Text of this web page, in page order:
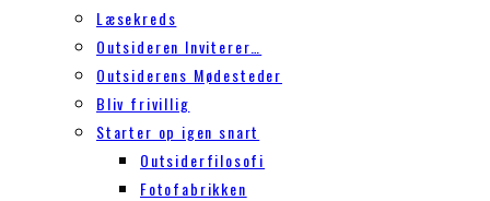
Læsekreds
Outsideren Inviterer…
Outsiderens Mødesteder
Bliv frivillig
Starter op igen snart
Outsiderfilosofi
Fotofabrikken